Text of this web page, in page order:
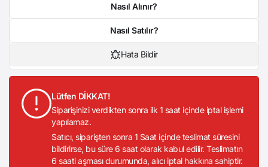
Nasıl Alınır?
Nasıl Satılır?
Hata Bildir
Lütfen DİKKAT!
Siparişinizi verdikten sonra ilk 1 saat içinde iptal işlemi
yapılamaz.
Satıcı, siparişten sonra 1 Saat içinde teslimat süresini
bildirirse, bu süre 6 saat olarak kabul edilir. Teslimatın
6 saati aşması durumunda, alıcı iptal hakkına sahiptir.